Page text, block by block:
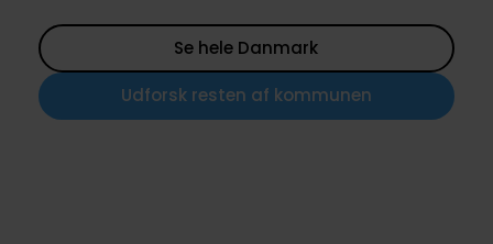
Se hele Danmark
Udforsk resten af kommunen